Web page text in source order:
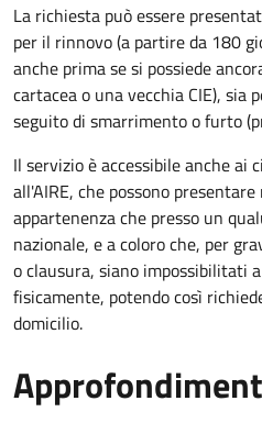
La richiesta può essere
per il rinnovo (a partire da 180
anche prima se si possiede
cartacea o una vecchia CIE), sia
seguito di smarrimento o furto
Il servizio è accessibile anche
all'AIRE, che possono
appartenenza che presso un
nazionale, e a coloro che, per
o clausura, siano impossibilitati
fisicamente, potendo così
domicilio.